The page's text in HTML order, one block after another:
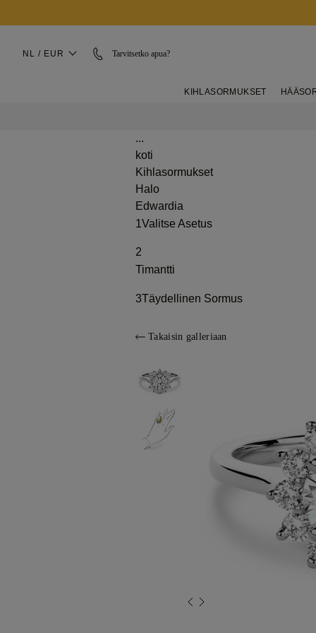
NL / EUR Tarvitsetko apua?
KIHLASORMUKSET
...
koti
Kihlasormukset
Halo
Edwardia
1Valitse Asetus
2
Timantti
3Täydellinen Sormus
Takaisin galleriaan